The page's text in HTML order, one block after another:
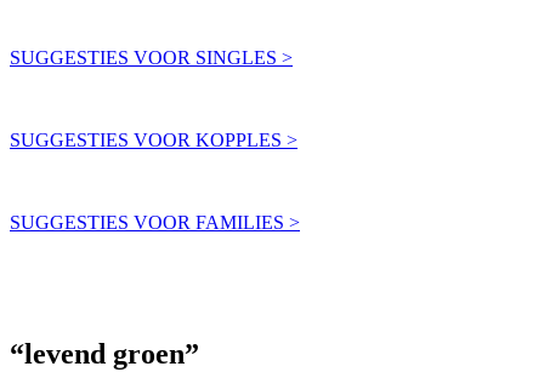
SUGGESTIES VOOR SINGLES >
SUGGESTIES VOOR KOPPLES >
SUGGESTIES VOOR FAMILIES >
“levend groen”